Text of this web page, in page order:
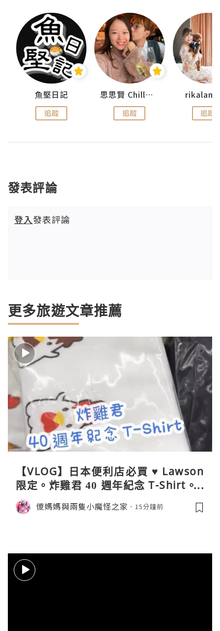
魚堅日記
追蹤
思思賢 ChillMyBabe
追蹤 追蹤
發表評論
登入發表評論
更多旅遊文章推薦
【VLOG】日本便利店必買 ♥ Lawson
限定。炸雞君 40 週年紀念 T-Shirt。C
oleman 聯乘晴雨兩用自動開合折疊
傘。與 Calbee / 湖池屋共同開發製作
儍媽媽與兩隻小魔怪之家 15分鐘前